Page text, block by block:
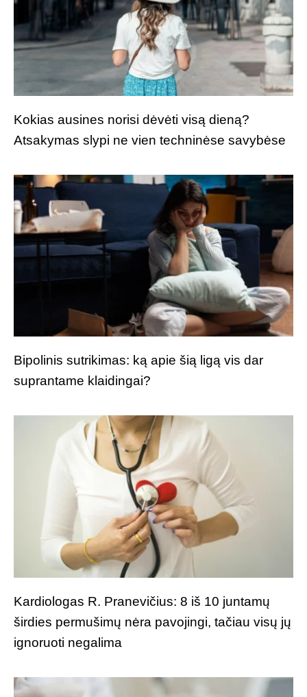
Kokias ausines norisi dėvėti visą dieną?
Atsakymas slypi ne vien techninėse savybėse
Bipolinis sutrikimas: ką apie šią ligą vis dar
suprantame klaidingai?
Kardiologas R. Pranevičius: 8 iš 10 juntamų
širdies permušimų nėra pavojingi, tačiau visų jų
ignoruoti negalima